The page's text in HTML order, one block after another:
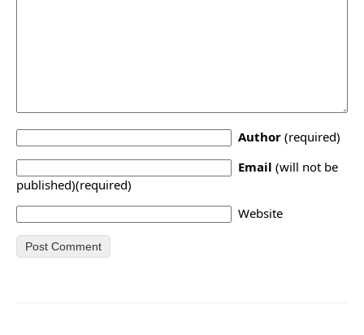
Author (required)
Email (will not be
published)(required)
Website